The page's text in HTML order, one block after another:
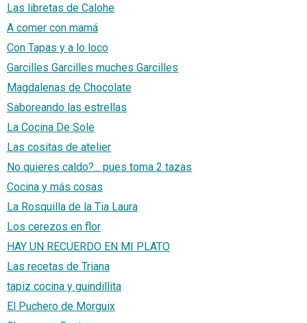
Las libretas de Calohe
A comer con mamá
Con Tapas y a lo loco
Garcilles Garcilles muches Garcilles
Magdalenas de Chocolate
Saboreando las estrellas
La Cocina De Sole
Las cositas de atelier
No quieres caldo?... pues toma 2 tazas
Cocina y más cosas
La Rosquilla de la Tia Laura
Los cerezos en flor
HAY UN RECUERDO EN MI PLATO
Las recetas de Triana
tapiz cocina y guindillita
El Puchero de Morguix